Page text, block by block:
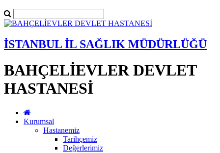
İSTANBUL İL SAĞLIK MÜDÜRLÜĞÜ
BAHÇELİEVLER DEVLET
HASTANESİ
Kurumsal
Hastanemiz
Tarihçemiz
Değerlerimiz